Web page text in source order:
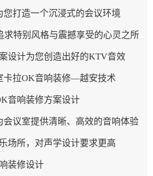
打造一个沉浸式的会议环境
特别风格与震撼享受的心灵之所
设计为您创造出好的KTV音效
卡拉OK音响装修—越安技术
音响装修方案设计
议室提供清晰、高效的音响体验
场所，对声学设计要求更高
装修设计